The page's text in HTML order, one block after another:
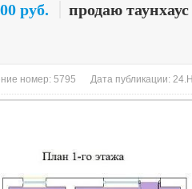
руб. продаю
номер: 5795 Дата публикации: